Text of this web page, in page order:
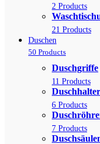
2 Products
21 Products
Duschen
50 Products
Duschgriffe
11 Products
6 Products
7 Products